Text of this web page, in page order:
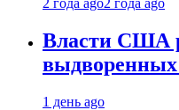
2 года ago2 года ago
Власти США
1 день ago